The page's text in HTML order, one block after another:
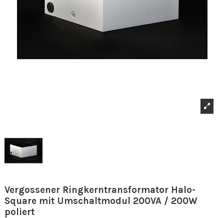
Vergossener Ringkerntransformator Halo-
Square mit Umschaltmodul 200VA / 200W
poliert